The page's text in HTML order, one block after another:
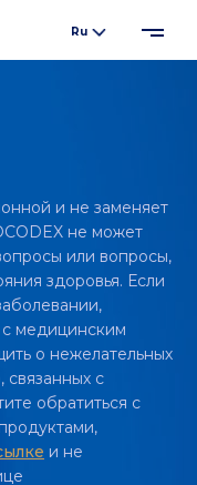
и не заменяет
не может
или вопросы,
здоровья. Если
с медицинским
о нежелательных
связанных с
обратиться с
и не